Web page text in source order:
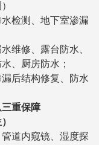
检测、地下室渗漏
维修、露台防水、
、厨房防水；
后结构修复、防水
重保障
道内窥镜、湿度探